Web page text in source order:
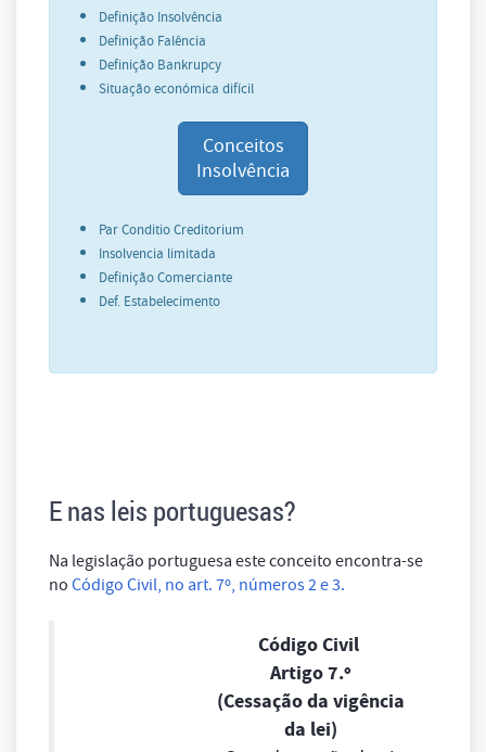
Definição Insolvência
Definição Falência
Definição Bankrupcy
Situação económica difícil
Conceitos
Insolvência
Par Conditio Creditorium
Insolvencia limitada
Definição Comerciante
Def. Estabelecimento
E nas leis portuguesas?
Na legislação portuguesa este conceito encontra-se
no Código Civil, no art. 7º, números 2 e 3.
Código Civil
Artigo 7.º
(Cessação da vigência
da lei)